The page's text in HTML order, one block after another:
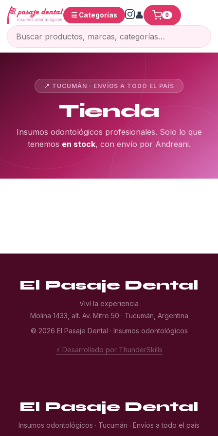
☰ Categorías 0
📍 TUCUMÁN · ENVÍOS A TODO EL PAÍS
Tienda
Insumos odontológicos profesionales. Solo lo que
tenemos en stock, con envío por Andreani.
El Pasaje Dental
Viví la experiencia
Molina 1433, alt. Av. Mitre 50 · Tucumán, Argentina
© 2026 El Pasaje Dental · Insumos odontológicos
⚡ Desarrollado por ThunderSkills
El Pasaje Dental
Insumos odontológicos · Tucumán · Envíos a todo el país